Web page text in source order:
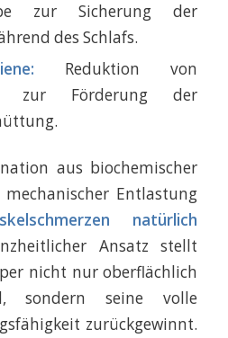
zur Sicherung der
des Schlafs.
Reduktion von
zur Förderung der
aus biochemischer
Entlastung
natürlich
Ansatz stellt
nicht nur oberflächlich
sondern seine volle
zurückgewinnt.